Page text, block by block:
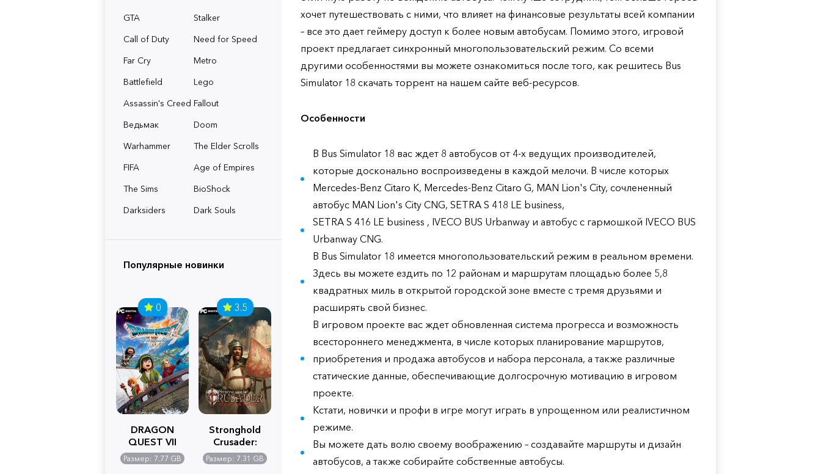
GTA
Stalker
Call of Duty
Need for Speed
Far Cry
Metro
Battlefield
Lego
Assassin's Creed Fallout
Ведьмак
Doom
Warhammer
The Elder Scrolls
FIFA
Age of Empires
The Sims
BioShock
Darksiders
Dark Souls
Популярные новинки
0
DRAGON
QUEST VII
Reimagined
Размер: 7.77 GB
3.5
Stronghold
Crusader:
Definitive
Edition
Размер: 7.31 GB
хочет путешествовать с ними, что влияет на финансовые результаты всей компании
– все это дает геймеру доступ к более новым автобусам. Помимо этого, игровой
проект предлагает синхронный многопользовательский режим. Со всеми
другими особенностями вы можете ознакомиться после того, как решитесь Bus
Simulator 18 скачать торрент на нашем сайте веб-ресурсов.
Особенности
В Bus Simulator 18 вас ждет 8 автобусов от 4-х ведущих производителей,
которые досконально воспроизведены в каждой мелочи. В числе которых
Mercedes-Benz Citaro K, Mercedes-Benz Citaro G, MAN Lion's City, сочлененный
автобус MAN Lion's City CNG, SETRA S 418 LE business,
SETRA S 416 LE business , IVECO BUS Urbanway и автобус с гармошкой IVECO BUS
Urbanway CNG.
В Bus Simulator 18 имеется многопользовательский режим в реальном времени.
Здесь вы можете ездить по 12 районам и маршрутам площадью более 5,8
квадратных миль в открытой городской зоне вместе с тремя друзьями и
расширять свой бизнес.
В игровом проекте вас ждет обновленная система прогресса и возможность
всестороннего менеджмента, в числе которых планирование маршрутов,
приобретения и продажа автобусов и набора персонала, а также различные
статические данные, обеспечивающие долгосрочную мотивацию в игровом
проекте.
Кстати, новички и профи в игре могут играть в упрощенном или реалистичном
режиме.
Вы можете дать волю своему воображению – создавайте маршруты и дизайн
автобусов, а также собирайте собственные автобусы.